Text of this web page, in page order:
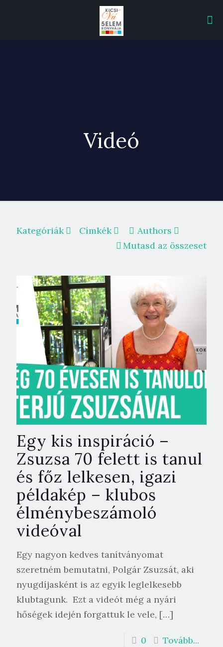
Videó
Kategóriák Címkék
Authors
Mutasd az összeset
Egy kis inspiráció –
Zsuzsa 70 felett is tanul
és főz lelkesen, igazi
példakép – klubos
élménybeszámoló
videóval
Egy nagyon kedves tanítványomat
szeretném bemutatni, Polgár Zsuzsát, aki
nyugdíjasként is az egyik leglelkesebb
klubtagunk. Ezt a videót még a nyári
hőségek idején forgattuk le vele, […]
0 Tovább...